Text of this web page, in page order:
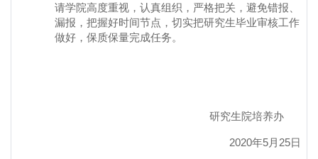
请学院高度重视，认真组织，严格把关，避免错报、
漏报，把握好时间节点，切实把研究生毕业审核工作
做好，保质保量完成任务。
研究生院培养办
2020年5月 25日